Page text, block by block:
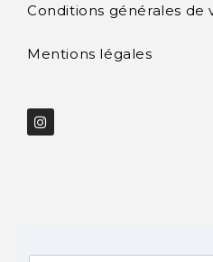
Conditions générales de
Mentions légales